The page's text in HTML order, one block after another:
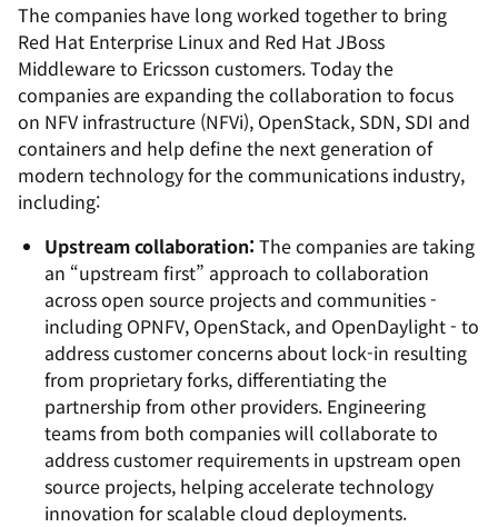
The companies have long worked together to bring
Red Hat Enterprise Linux and Red Hat JBoss
Middleware to Ericsson customers. Today the
companies are expanding the collaboration to focus
on NFV infrastructure (NFVi), OpenStack, SDN, SDI and
containers and help define the next generation of
modern technology for the communications industry,
including:
Upstream collaboration: The companies are taking
an “upstream first” approach to collaboration
across open source projects and communities -
including OPNFV, OpenStack, and OpenDaylight - to
address customer concerns about lock-in resulting
from proprietary forks, differentiating the
partnership from other providers. Engineering
teams from both companies will collaborate to
address customer requirements in upstream open
source projects, helping accelerate technology
innovation for scalable cloud deployments.